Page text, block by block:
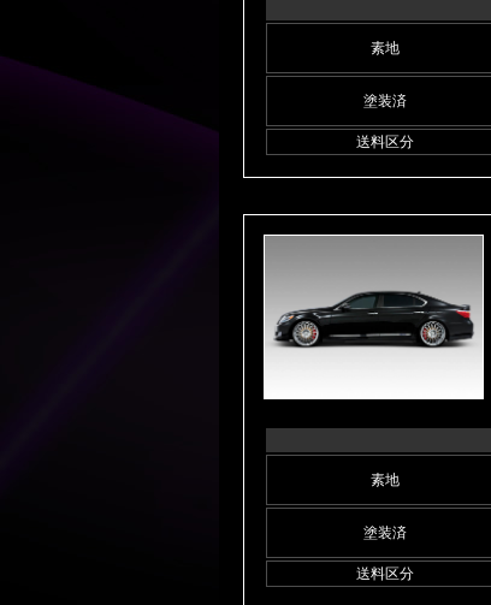
素地
塗装済
送料区分
素地
塗装済
送料区分